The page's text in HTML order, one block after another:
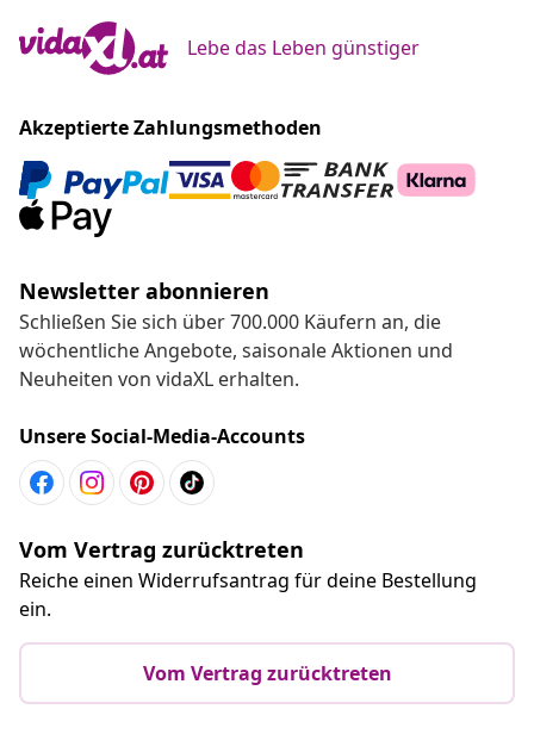
Lebe das Leben günstiger
Akzeptierte Zahlungsmethoden
Newsletter abonnieren
Schließen Sie sich über 700.000 Käufern an, die
wöchentliche Angebote, saisonale Aktionen und
Neuheiten von vidaXL erhalten.
Unsere Social-Media-Accounts
Vom Vertrag zurücktreten
Reiche einen Widerrufsantrag für deine Bestellung
ein.
Vom Vertrag zurücktreten